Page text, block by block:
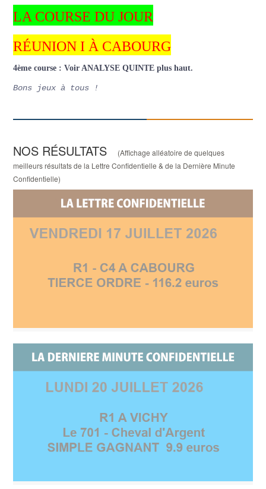
LA COURSE DU JOUR
RÉUNION I À CABOURG
4ème course : Voir ANALYSE QUINTE plus haut.
Bons jeux à tous !
NOS RÉSULTATS
(Affichage alléatoire de quelques
meilleurs résultats de la Lettre Confidentielle & de la Dernière Minute
Confidentielle)